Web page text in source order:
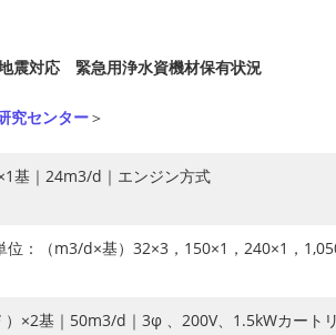
震対応 緊急用浄水資機材保有状況
究センター＞
基｜24m3/d｜エンジン方式
位：（m3/d×基）32×3，150×1，240×1，
×2基｜50m3/d｜3φ 、200V、1.5kWカート